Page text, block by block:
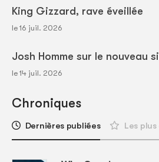
King Gizzard, rave éveillée
le 16 juil. 2026
Josh Homme sur le nouveau
le 14 juil. 2026
Chroniques
Dernières publiées Les